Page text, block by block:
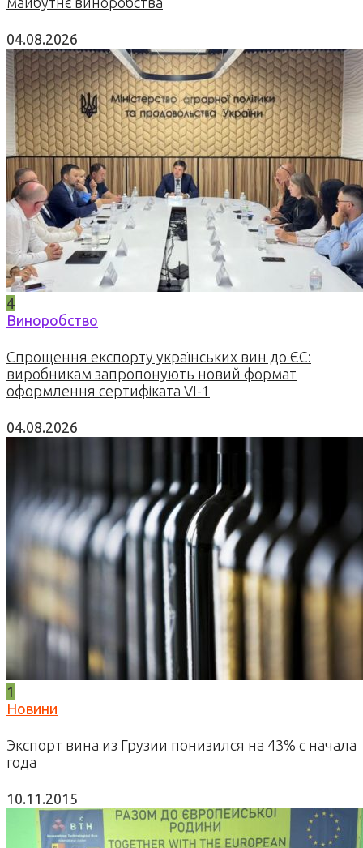
04.08.2026
4
Виноробство
Спрощення експорту українських вин до ЄС:
виробникам запропонують новий формат
оформлення сертифіката VI-1
04.08.2026
1
Новини
Экспорт вина из Грузии понизился на 43% с начала
года
10.11.2015